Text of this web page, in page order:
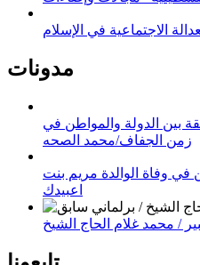
مدونات
بين الدولة والمواطن في
زمن الجفاف/محمد الصحه
في وفاة الوالدة مريم بنت
اعبيدك
/ محمد غلام الحاج الشيخ